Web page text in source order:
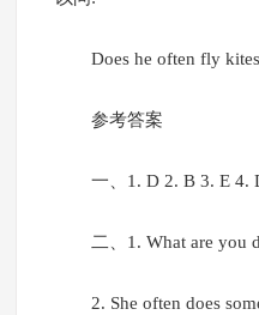
Does he often fly
参考答案
一、1. D 2. B 3. E 4.
二、1. What are you
2. She often does